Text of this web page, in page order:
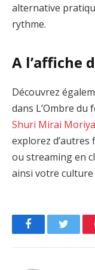
alternative
rythme.
A l’affiche
Découvrez
dans L’Ombre du
Shuri Mirai
explorez
ou streaming en
ainsi votre
FacebookTwitter